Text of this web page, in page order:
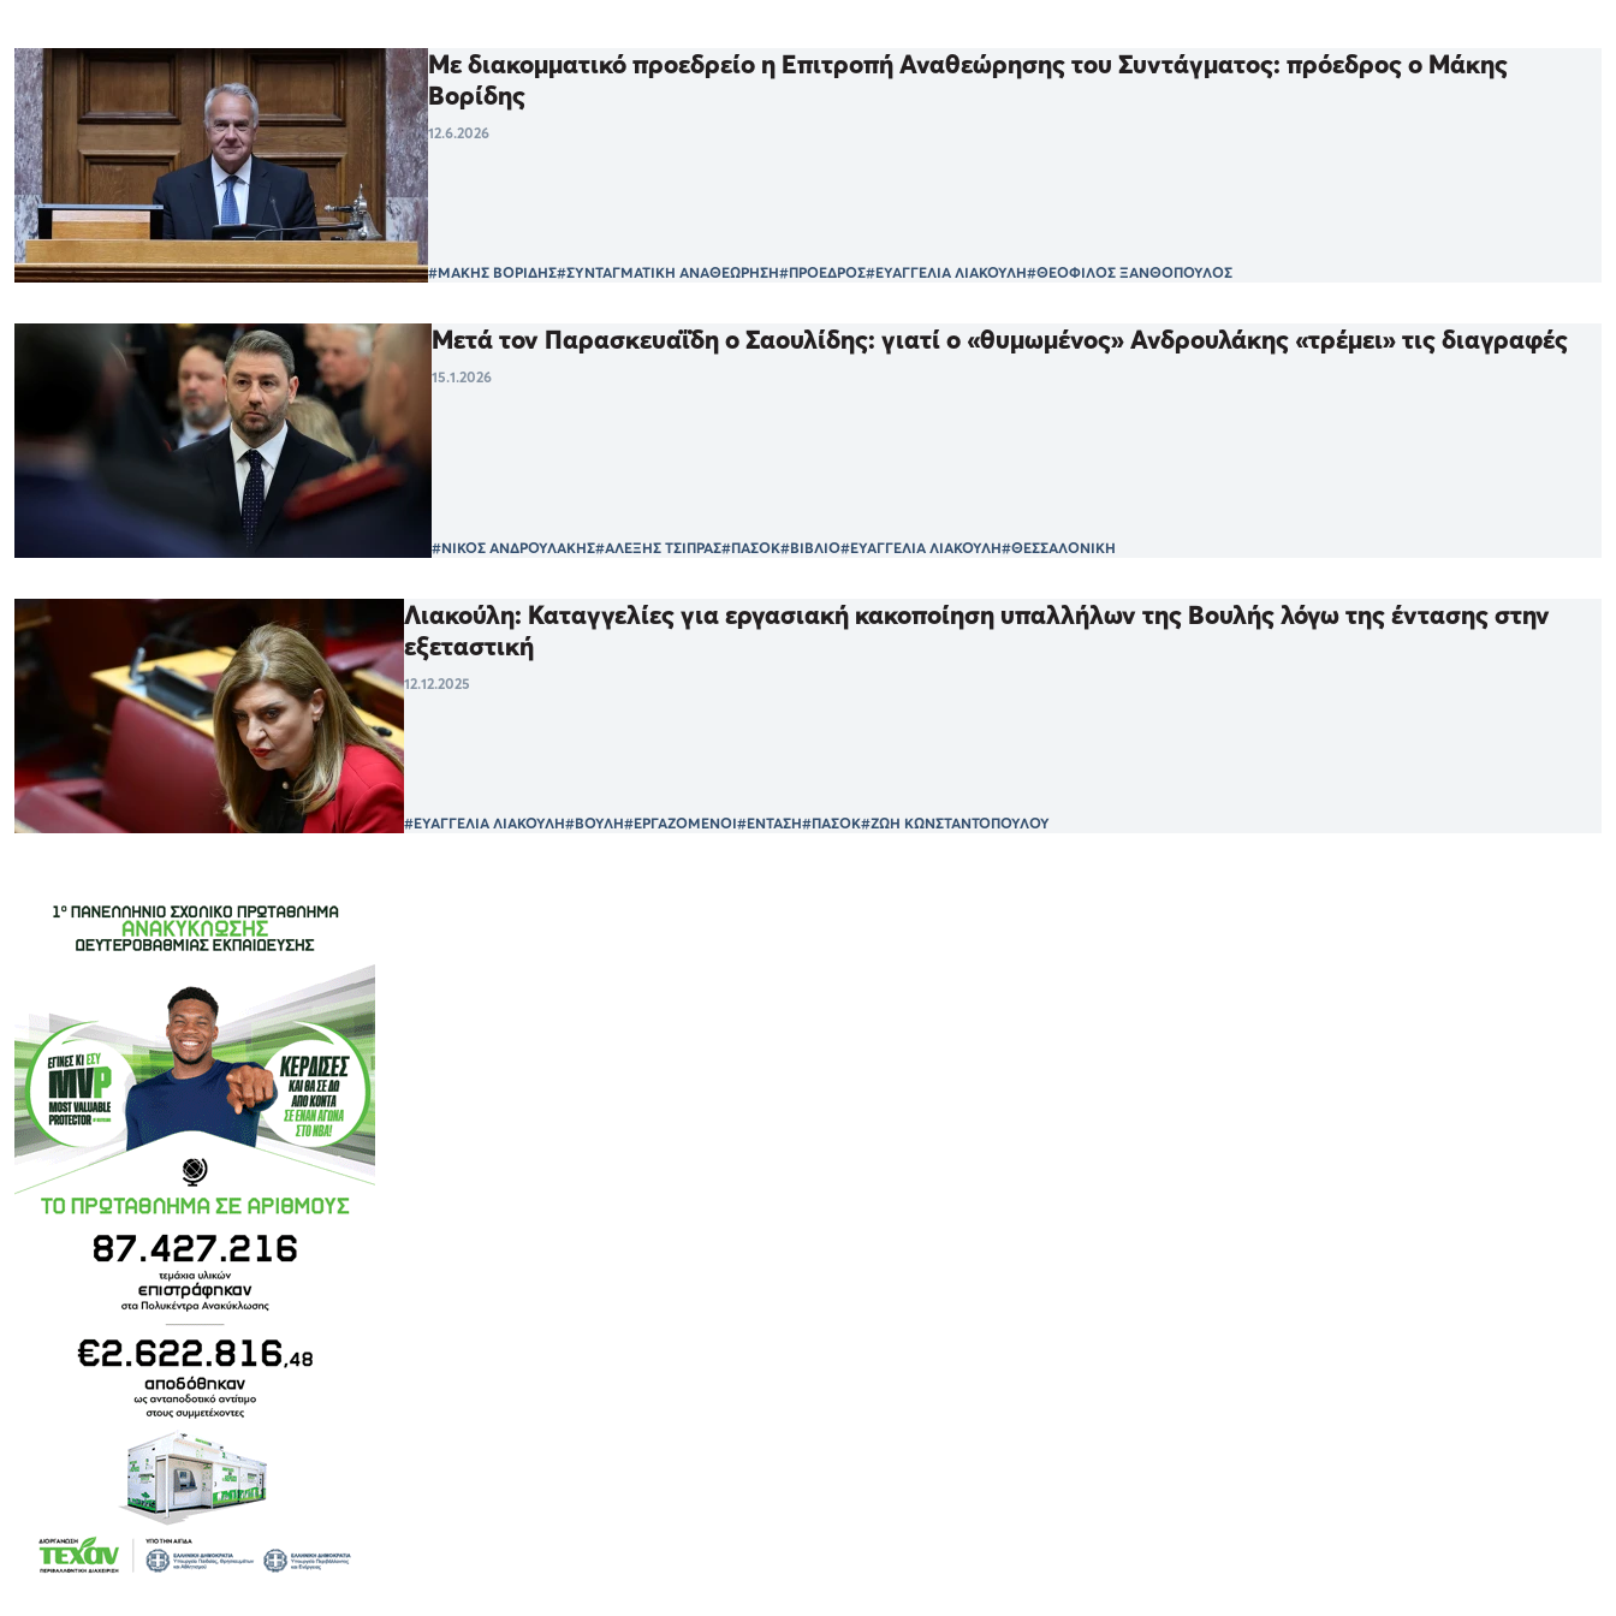
Με διακομματικό προεδρείο η Επιτροπή Αναθεώρησης του Συντάγματος: πρόεδρος ο Μάκης
Βορίδης
12.6.2026
#ΜΑΚΗΣ ΒΟΡΙΔΗΣ#ΣΥΝΤΑΓΜΑΤΙΚΗ ΑΝΑΘΕΩΡΗΣΗ#ΠΡΟΕΔΡΟΣ#ΕΥΑΓΓΕΛΙΑ ΛΙΑΚΟΥΛΗ#ΘΕΟΦΙΛΟΣ ΞΑΝΘΟΠΟΥΛΟΣ
Μετά τον Παρασκευαΐδη ο Σαουλίδης: γιατί ο «θυμωμένος» Ανδρουλάκης «τρέμει» τις διαγραφές
15.1.2026
#ΝΙΚΟΣ ΑΝΔΡΟΥΛΑΚΗΣ#ΑΛΕΞΗΣ ΤΣΙΠΡΑΣ#ΠΑΣΟΚ#ΒΙΒΛΙΟ#ΕΥΑΓΓΕΛΙΑ ΛΙΑΚΟΥΛΗ#ΘΕΣΣΑΛΟΝΙΚΗ
Λιακούλη: Καταγγελίες για εργασιακή κακοποίηση υπαλλήλων της Βουλής λόγω της έντασης στην
εξεταστική
12.12.2025
#ΕΥΑΓΓΕΛΙΑ ΛΙΑΚΟΥΛΗ#ΒΟΥΛΗ#ΕΡΓΑΖΟΜΕΝΟΙ#ΕΝΤΑΣΗ#ΠΑΣΟΚ#ΖΩΗ ΚΩΝΣΤΑΝΤΟΠΟΥΛΟΥ